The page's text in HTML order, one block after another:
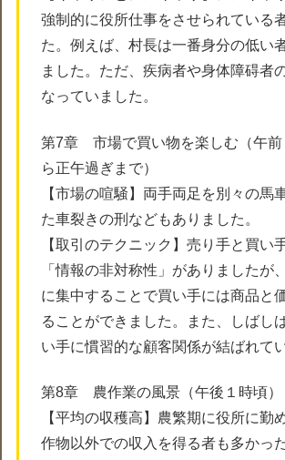
強制的に役所仕事をさせられている
た。例えば、村長は一番身分の低い
ました。ただ、疾病者や身体障碍者
なっていました。
第7章 市場で買い物を楽しむ（午前
ら正午過ぎまで）
【市場の喧騒】両手両足を別々の馬
た車裂きの刑などもありました。
【取引のテクニック】売り手と買い
「情報の非対称性」がありましたが
に集中することで買い手には商品と
ることができました。また、しばし
い手に慣習的な顧客関係が結ばれて
第8章 農作業の風景（午後１時頃）
【平均の収穫高】農繁期に役所に勤
作物以外での収入を得る者も多かった